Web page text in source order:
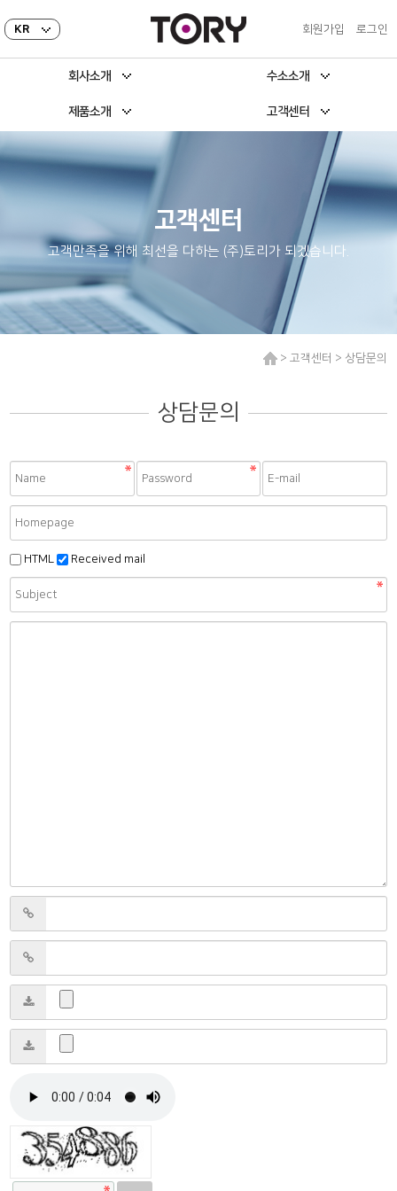
회사소개 수소소개
제품소개 고객센터
회원가입 로그인
KR
고객센터
고객만족을 위해 최선을 다하는 (주)토리가 되겠습니다.
> 고객센터 > 상담문의
상담문의
HTML Received mail